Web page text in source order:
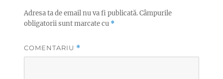
Adresa ta de email nu va fi publicată.Câmpurile
obligatorii sunt marcate cu *
COMENTARIU *